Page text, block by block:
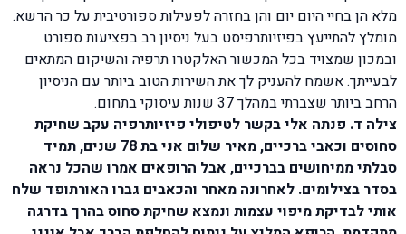
מלא הן בחיי היום יום והן בחזרה לפעילות ספורטיבית על כר הדשא.
מומלץ להתייעץ בפיזיותרפיסט בעל ניסיון רב בפציעות ספורט
ובמכון שמצויד בכל המכשור האלקטרו תרפיה והשיקום המתאים
לבעייתך. אשמח להעניק לך את השירות הטוב ביותר עם הניסיון
הרחב ביותר שצברתי במהלך 37 שנות עיסוקי בתחום.
צילה ד. פנתה אלי בקשר לטיפולי פיזיותרפיה עקב שחיקת
סחוסים וכאבי ברכיים, מאיר שלום אני בת 78 שנים, תמיד
סבלתי ממיחושים בברכיים, אבל הרופאים אמרו שהכל נראה
בסדר בצילומים. לאחרונה מאחר והכאבים גברו האורתופד שלח
אותי לבדיקת מיפוי עצמות ונמצא שחיקת סחוס בהרך בדרגה